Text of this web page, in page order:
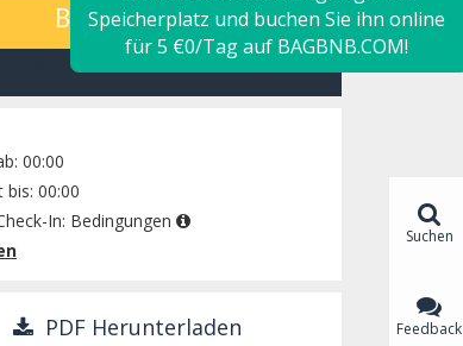
BERECHNEN
prüfen
00:00
bis: 00:00
In: Bedingungen
PDF Herunterladen
Speicherplatz und buchen Sie ihn online
für 5 €0/Tag auf BAGBNB.COM!
Suchen
Feedback